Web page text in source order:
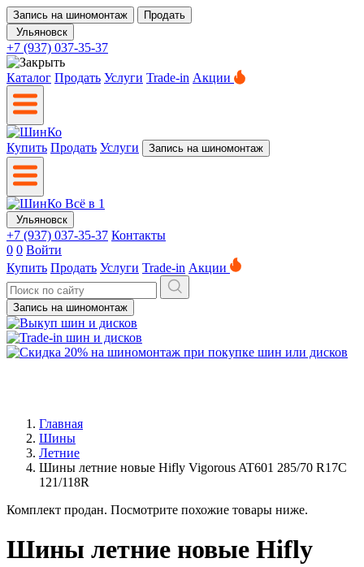
Запись на шиномонтаж
Продать
Ульяновск
+7 (937) 037-35-37
Каталог Продать Услуги Trade-in Акции
Купить Продать Услуги Запись на шиномонтаж
Ульяновск
+7 (937) 037-35-37 Контакты
0 0 Войти
Купить Продать Услуги Trade-in Акции
Запись на шиномонтаж
Главная
Шины
Летние
Шины летние новые Hifly Vigorous AT601 285/70 R17C
121/118R
Комплект продан. Посмотрите похожие товары ниже.
Шины летние новые Hifly